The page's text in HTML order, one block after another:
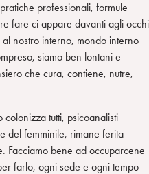
professionali, formule
fare ci appare davanti agli occhi
nostro interno, mondo interno
siamo ben lontani e
che cura, contiene, nutre,
colonizza tutti, psicoanalisti
del femminile, rimane ferita
Facciamo bene ad occuparcene
farlo, ogni sede e ogni tempo